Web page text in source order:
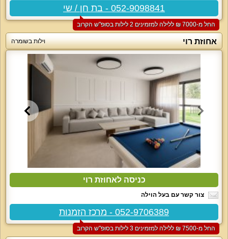
052-9098841 - בת חן / שי
החל מ-‏7000 ₪ ללילה למזמינים 2 לילות בסופ"ש הקרוב
אחוזת רוי וילות בשומרה
כניסה לאחוזת רוי
צור קשר עם בעל הוילה
052-9706389 - מרכז הזמנות
החל מ-‏7500 ₪ ללילה למזמינים 3 לילות בסופ"ש הקרוב